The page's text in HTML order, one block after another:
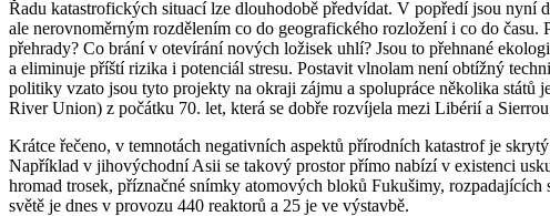
Řadu katastrofických situací lze dlouhodobě předvídat. V popředí jsou nyní
ale nerovnoměrným rozdělením co do geografického rozložení i co do
přehrady? Co brání v otevírání nových ložisek uhlí? Jsou to přehnané
a eliminuje příští rizika i potenciál stresu. Postavit vlnolam není obtížný
politiky vzato jsou tyto projekty na okraji zájmu a spolupráce několika
River Union) z počátku 70. let, která se dobře rozvíjela mezi Libérií a
Krátce řečeno, v temnotách negativních aspektů přírodních katastrof je
Například v jihovýchodní Asii se takový prostor přímo nabízí v existenci
hromad trosek, příznačné snímky atomových bloků Fukušimy,
světě je dnes v provozu 440 reaktorů a 25 je ve výstavbě.